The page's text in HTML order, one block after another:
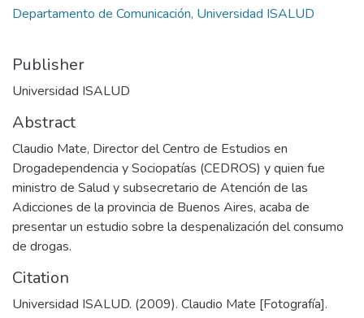
Departamento de Comunicación, Universidad ISALUD
Publisher
Universidad ISALUD
Abstract
Claudio Mate, Director del Centro de Estudios en
Drogadependencia y Sociopatías (CEDROS) y quien fue
ministro de Salud y subsecretario de Atención de las
Adicciones de la provincia de Buenos Aires, acaba de
presentar un estudio sobre la despenalización del consumo
de drogas.
Citation
Universidad ISALUD. (2009). Claudio Mate [Fotografía].